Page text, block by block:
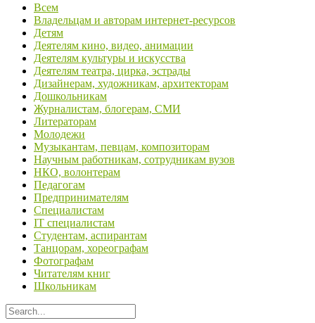
Всем
Владельцам и авторам интернет-ресурсов
Детям
Деятелям кино, видео, анимации
Деятелям культуры и искусства
Деятелям театра, цирка, эстрады
Дизайнерам, художникам, архитекторам
Дошкольникам
Журналистам, блогерам, СМИ
Литераторам
Молодежи
Музыкантам, певцам, композиторам
Научным работникам, сотрудникам вузов
НКО, волонтерам
Педагогам
Предпринимателям
Специалистам
IT специалистам
Студентам, аспирантам
Танцорам, хореографам
Фотографам
Читателям книг
Школьникам